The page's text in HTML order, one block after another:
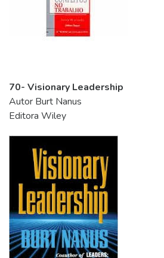
70- Visionary Leadership
Autor Burt Nanus
Editora Wiley